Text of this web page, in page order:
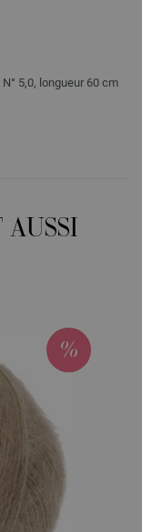
5,0, longueur 60 cm
AUSSI